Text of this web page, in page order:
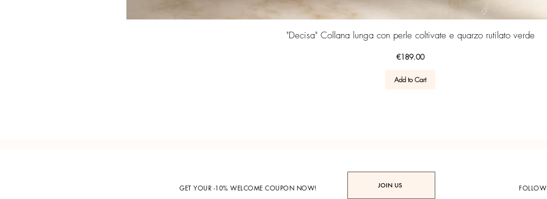
Quick View
"Decisa" Collana lunga con perle coltivate e quarzo rutilato verde
Price
€189.00
Add to Cart
GET YOUR -10% WELCOME COUPON NOW! JOIN US